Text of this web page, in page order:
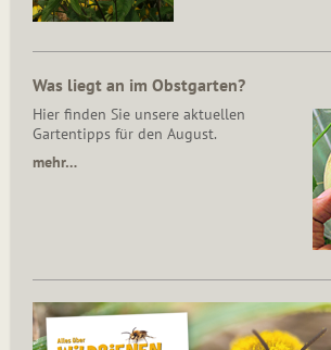
Was liegt an im Obstgarten?
Hier finden Sie unsere aktuellen
Gartentipps für den August.
mehr…